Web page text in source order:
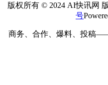
版权所有 © 2024 AI快讯网
号
商务、合作、爆料、投稿